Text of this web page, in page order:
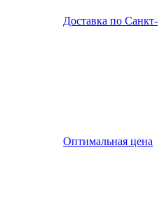
Доставка по Санкт-
Оптимальная цена